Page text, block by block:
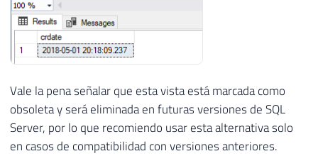
Vale la pena señalar que esta vista está marcada como
obsoleta y será eliminada en futuras versiones de SQL
Server, por lo que recomiendo usar esta alternativa solo
en casos de compatibilidad con versiones anteriores.